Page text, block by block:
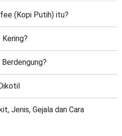
(Kopi Putih) itu?
Jenis, Gejala dan Cara